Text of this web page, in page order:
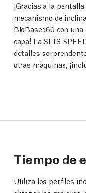
¡Gracias a la
mecanismo de
BioBased60 con
capa! La SL1S
detalles
otras máquinas,
Tiempo de
Utiliza los perfiles